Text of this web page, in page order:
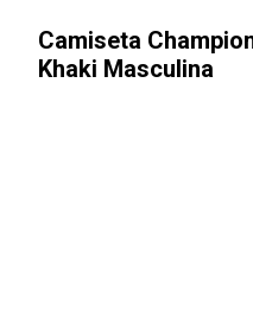
Camiseta
Khaki Masculina